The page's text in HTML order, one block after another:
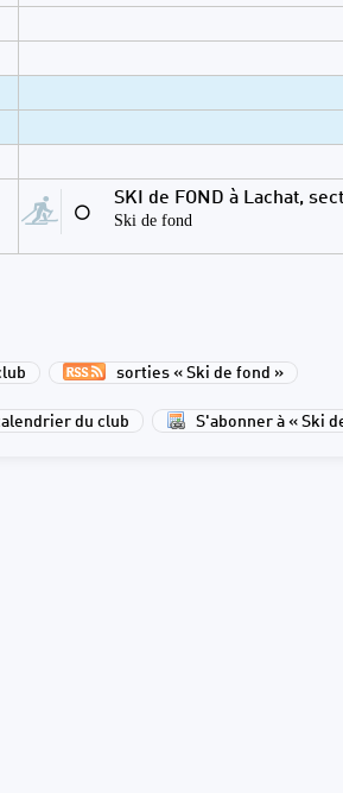
⚪
SKI de FOND à Lachat,
Ski de fond
sorties « Ski de fond »
du club S'abonner à « Ski